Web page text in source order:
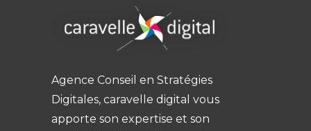
Agence Conseil en Stratégies
Digitales, caravelle digital vous
apporte son expertise et son